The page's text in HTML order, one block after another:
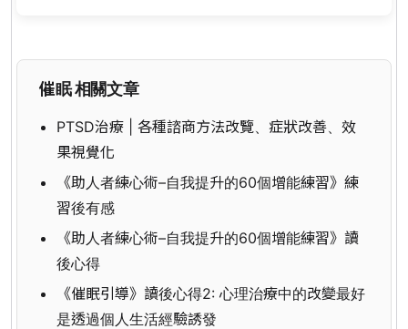
催眠 相關文章
PTSD治療 | 各種諮商方法改覽、症狀改善、效
果視覺化
《助人者練心術–自我提升的60個增能練習》練
習後有感
《助人者練心術–自我提升的60個增能練習》讀
後心得
《催眠引導》讀後心得2: 心理治療中的改變最好
是透過個人生活經驗誘發